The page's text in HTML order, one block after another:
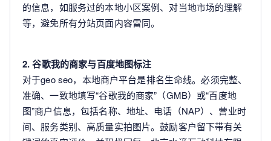
的信息，如服务过的本地小区案例、对当地市场的理解
等，避免所有分站页面内容雷同。
2. 谷歌我的商家与百度地图标注
对于geo seo，本地商户平台是排名生命线。必须完整、
准确、一致地填写“谷歌我的商家”（GMB）或“百度地
图”商户信息，包括名称、地址、电话（NAP）、营业时
间、服务类别、高质量实拍图片。鼓励客户留下带有关